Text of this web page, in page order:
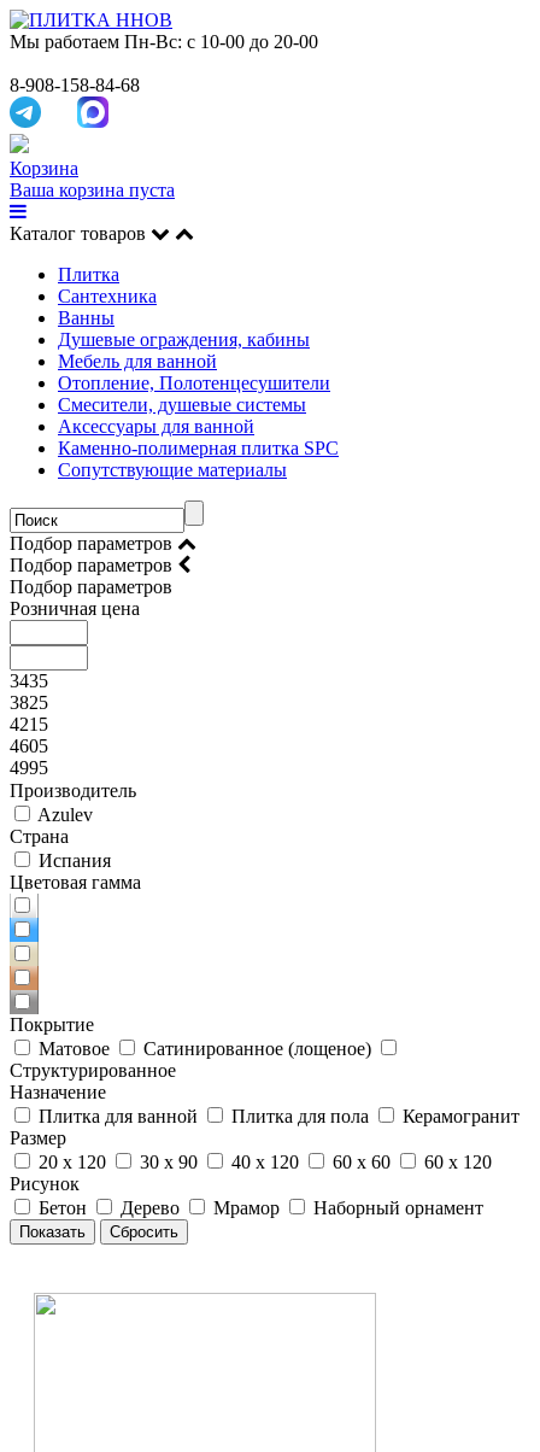
Мы работаем Пн-Вс: с 10-00 до 20-00
8-908-158-84-68
Корзина
Ваша корзина пуста
Каталог товаров
Плитка
Сантехника
Ванны
Душевые ограждения, кабины
Мебель для ванной
Отопление, Полотенцесушители
Смесители, душевые системы
Аксессуары для ванной
Каменно-полимерная плитка SPC
Сопутствующие материалы
Подбор параметров
Подбор параметров
Подбор параметров
Розничная цена
3435
3825
4215
4605
4995
Производитель
Azulev
Страна
Испания
Цветовая гамма
Покрытие
Матовое
Сатинированное (лощеное)
Структурированное
Назначение
Плитка для ванной
Плитка для пола
Керамогранит
Размер
20 x 120
30 x 90 40 x 120 60 x 60
60 x 120
Рисунок
Бетон
Дерево Мрамор Наборный орнамент